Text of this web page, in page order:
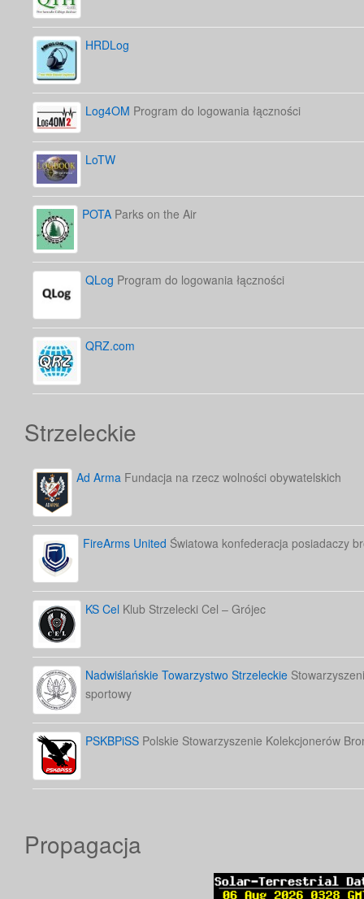
HRDLog
Log4OM Program do logowania łączności
LoTW
POTA Parks on the Air
QLog Program do logowania łączności
QRZ.com
Strzeleckie
Ad Arma Fundacja na rzecz wolności obywatelskich
FireArms United Światowa konfederacja posiadaczy
KS Cel Klub Strzelecki Cel – Grójec
Nadwiślańskie Towarzystwo Strzeleckie
sportowy
PSKBPiSS Polskie Stowarzyszenie Kolekcjonerów
Propagacja